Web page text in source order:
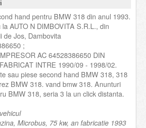
hand pentru BMW 318 din anul 1993.
AUTO N DIMBOVITA S.R.L., din
de Jos, Dambovita
;
AC 64528386650 DIN
INTRE 1990/09 - 1998/02.
sau piese second hand BMW 318, 318
BMW 318. vand bmw 318. Anunturi
BMW 318, seria 3 la un click distanta.
Microbus, 75 kw, an fabricatie 1993